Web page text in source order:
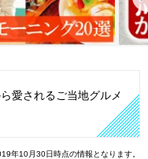
愛されるご当地グルメ
年10月30日時点の情報となります。